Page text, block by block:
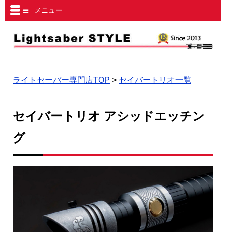
メニュー
ライトセーバー専門店TOP > セイバートリオ一覧
セイバートリオ アシッドエッチン
グ